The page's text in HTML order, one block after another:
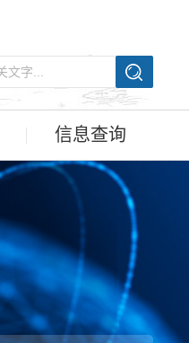
信息查询